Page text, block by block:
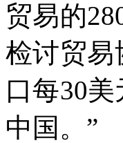
贸易的
检讨贸易
口每30美
中国。”